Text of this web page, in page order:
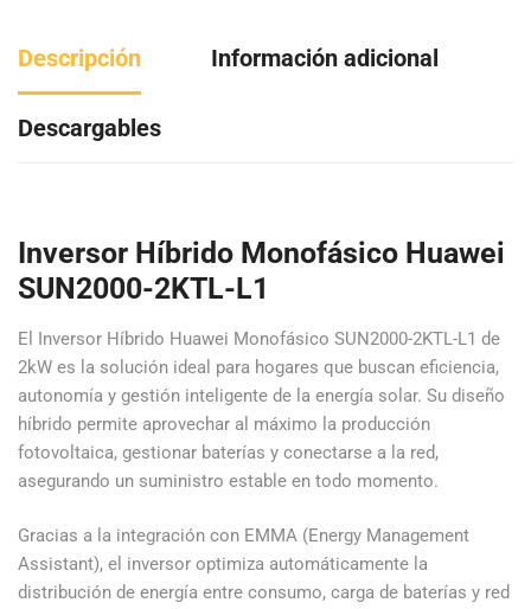
Descripción Información adicional
Descargables
Inversor Híbrido Monofásico Huawei
SUN2000-2KTL-L1
El Inversor Híbrido Huawei Monofásico SUN2000-2KTL-L1 de
2kW es la solución ideal para hogares que buscan eficiencia,
autonomía y gestión inteligente de la energía solar. Su diseño
híbrido permite aprovechar al máximo la producción
fotovoltaica, gestionar baterías y conectarse a la red,
asegurando un suministro estable en todo momento.
Gracias a la integración con EMMA (Energy Management
Assistant), el inversor optimiza automáticamente la
distribución de energía entre consumo, carga de baterías y red